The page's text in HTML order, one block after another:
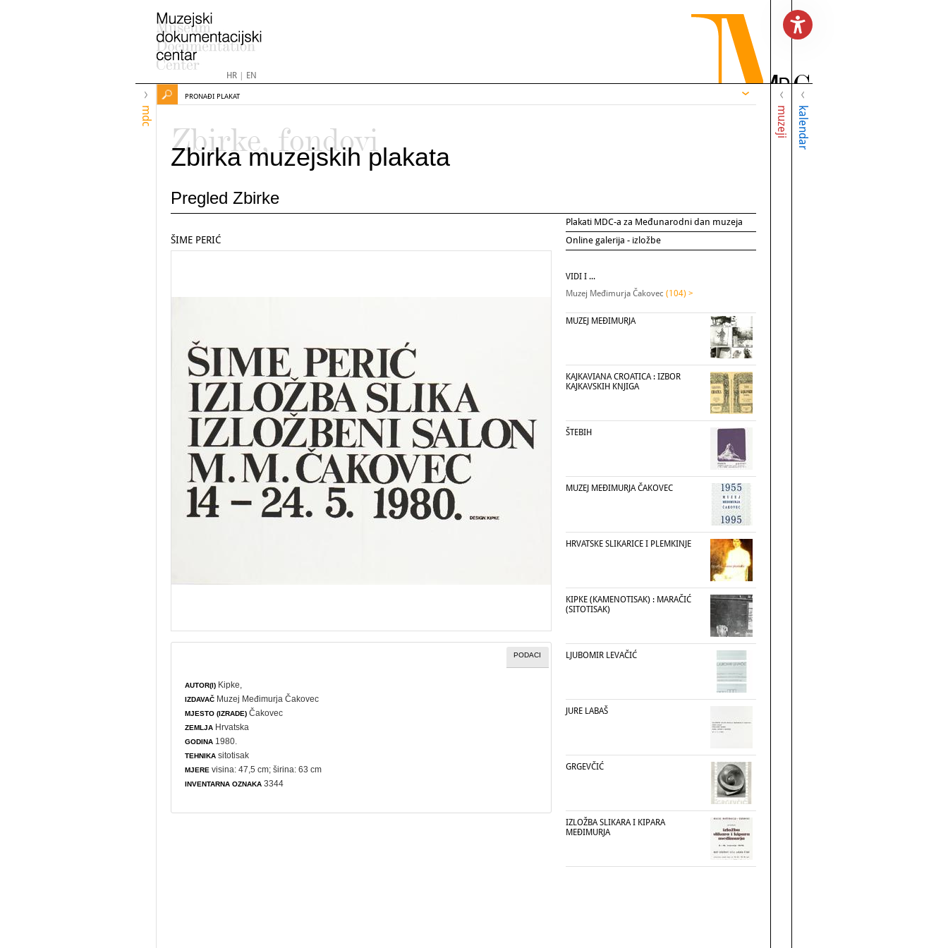
HR| EN
mdc muzeji kalendar
PRONAĐI PLAKAT
Zbirke, fondovi
Zbirka muzejskih plakata
Pregled Zbirke
Plakati MDC-a za Međunarodni dan muzeja
Online galerija - izložbe
ŠIME PERIĆ
PODACI
AUTOR(I) Kipke,
IZDAVAČ Muzej Međimurja Čakovec
MJESTO (IZRADE) Čakovec
ZEMLJA Hrvatska
GODINA 1980.
TEHNIKA sitotisak
MJERE visina: 47,5 cm; širina: 63 cm
INVENTARNA OZNAKA 3344
VIDI I ...
Muzej Međimurja Čakovec (104) >
MUZEJ MEĐIMURJA
KAJKAVIANA CROATICA : IZBOR
KAJKAVSKIH KNJIGA
ŠTEBIH
MUZEJ MEĐIMURJA ČAKOVEC
HRVATSKE SLIKARICE I PLEMKINJE
KIPKE (KAMENOTISAK) : MARAČIĆ
(SITOTISAK)
LJUBOMIR LEVAČIĆ
JURE LABAŠ
GRGEVČIĆ
IZLOŽBA SLIKARA I KIPARA
MEĐIMURJA